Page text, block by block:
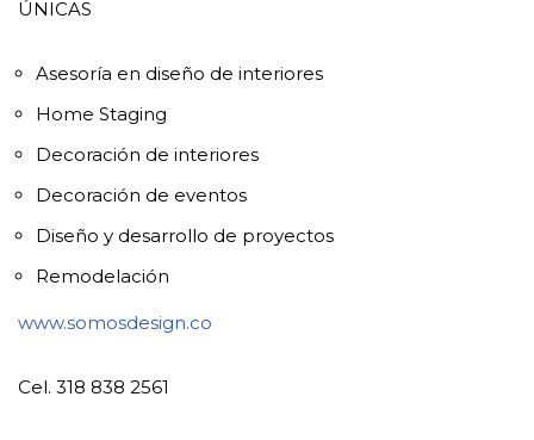
ÚNICAS
Asesoría en diseño de interiores
Home Staging
Decoración de interiores
Decoración de eventos
Diseño y desarrollo de proyectos
Remodelación
www.somosdesign.co
Cel. 318 838 2561